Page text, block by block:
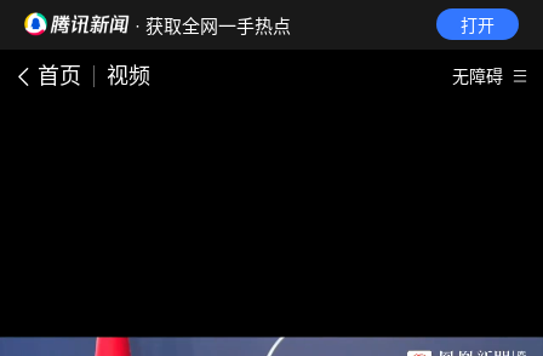
· 获取全网一手热点 打开
首页 视频 无障碍